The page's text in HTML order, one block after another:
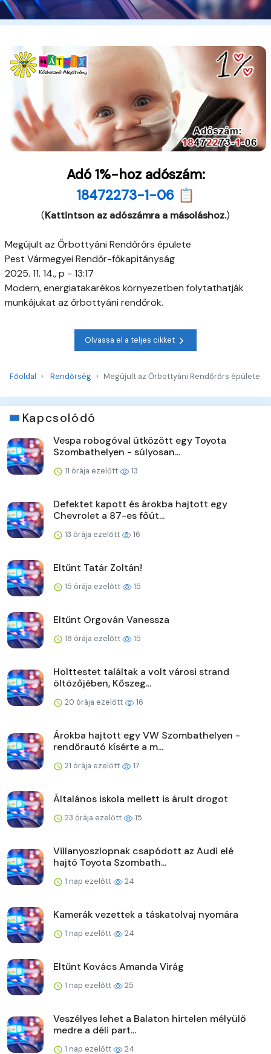
Adó 1%-hoz adószám:
18472273-1-06 📋
(Kattintson az adószámra a másoláshoz.)
Megújult az Őrbottyáni Rendőrőrs épülete
Pest Vármegyei Rendőr-főkapitányság
2025. 11. 14., p - 13:17
Modern, energiatakarékos környezetben folytathatják
munkájukat az őrbottyáni rendőrök.
Olvassa el a teljes cikket
Főoldal Rendőrség Megújult az Őrbottyáni Rendőrőrs épülete
Kapcsolódó
Vespa robogóval ütközött egy Toyota
Szombathelyen - súlyosan...
11 órája ezelőtt 13
Defektet kapott és árokba hajtott egy
Chevrolet a 87-es főút...
13 órája ezelőtt 16
Eltűnt Tatár Zoltán!
15 órája ezelőtt 15
Eltűnt Orgován Vanessza
18 órája ezelőtt 15
Holttestet találtak a volt városi strand
öltözőjében, Kőszeg...
20 órája ezelőtt 16
Árokba hajtott egy VW Szombathelyen -
rendőrautó kísérte a m...
21 órája ezelőtt 17
Általános iskola mellett is árult drogot
23 órája ezelőtt 15
Villanyoszlopnak csapódott az Audi elé
hajtó Toyota Szombath...
1 nap ezelőtt 24
Kamerák vezettek a táskatolvaj nyomára
1 nap ezelőtt 24
Eltűnt Kovács Amanda Virág
1 nap ezelőtt 25
Veszélyes lehet a Balaton hirtelen mélyülő
medre a déli part...
1 nap ezelőtt 24